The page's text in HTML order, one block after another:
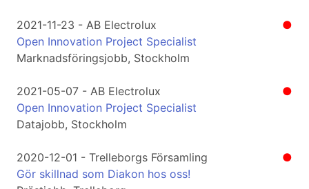
●
2021-11-23 - AB Electrolux
Open Innovation Project Specialist
Marknadsföringsjobb, Stockholm
●
2021-05-07 - AB Electrolux
Open Innovation Project Specialist
Datajobb, Stockholm
●
2020-12-01 - Trelleborgs Församling
Gör skillnad som Diakon hos oss!